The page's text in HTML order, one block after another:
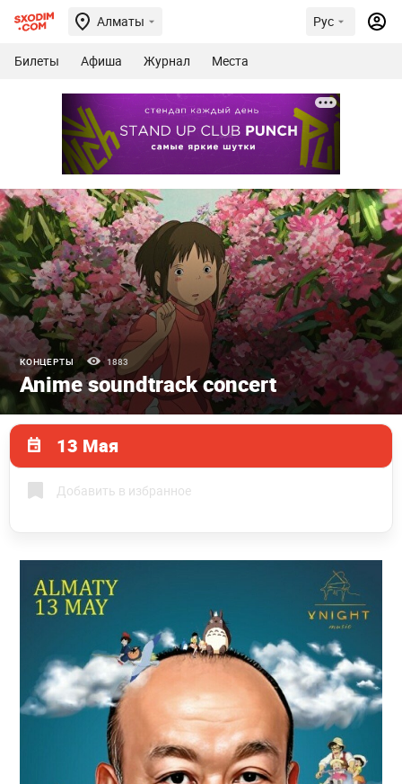
Алматы Рус
Билеты Афиша Журнал Места
КОНЦЕРТЫ 1883
Anime soundtrack concert
13 Мая
Добавить в избранное